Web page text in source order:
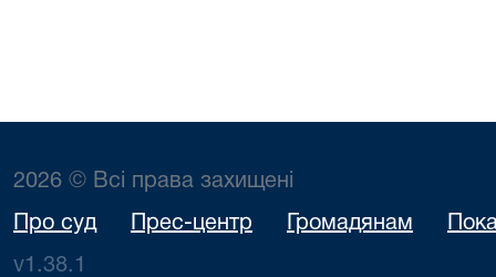
2026 © Всі права захищені
Про суд Прес-центр Громадянам
v1.38.1